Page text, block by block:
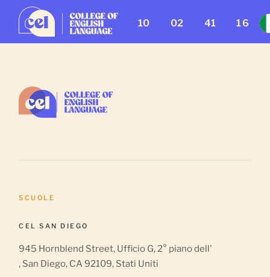
10 02 41 16
SCUOLE
CEL SAN DIEGO
945 Hornblend Street, Ufficio G, 2° piano dell'
, San Diego, CA 92109, Stati Uniti